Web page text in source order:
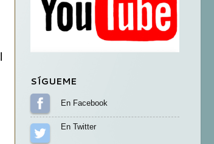
SÍGUEME
Sígueme en Facebook